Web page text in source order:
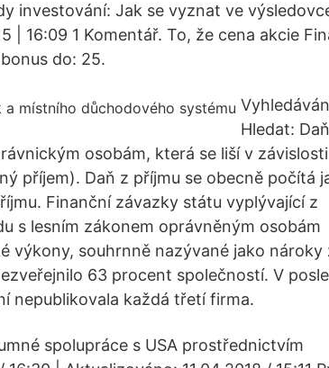
investování: Jak se vyznat ve
| 16:09 1 Komentář. To, že cena akcie
do: 25.
Hledat:
osobám, která se liší v
příjem). Daň z příjmu se obecně počítá
Finanční závazky státu vyplývající z
s lesním zákonem oprávněným osobám
výkony, souhrnně nazývané jako nároky
63 procent společností. V
nepublikovala každá třetí firma.
spolupráce s USA prostřednictvím